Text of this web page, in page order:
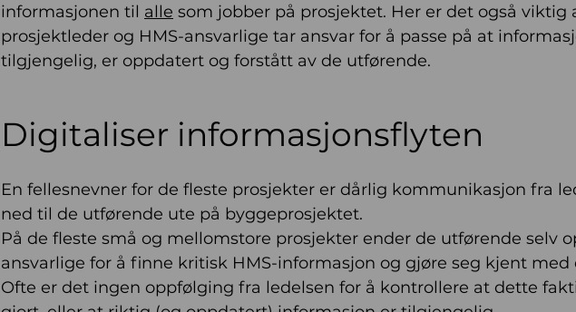
informasjonen til alle som jobber på prosjektet. Her er det også viktig
prosjektleder og HMS-ansvarlige tar ansvar for å passe på at
tilgjengelig, er oppdatert og forstått av de utførende.
Digitaliser informasjonsflyten
En fellesnevner for de fleste prosjekter er dårlig kommunikasjon fra
ned til de utførende ute på byggeprosjektet.
På de fleste små og mellomstore prosjekter ender de utførende selv
ansvarlige for å finne kritisk HMS-informasjon og gjøre seg kjent med
Ofte er det ingen oppfølging fra ledelsen for å kontrollere at dette